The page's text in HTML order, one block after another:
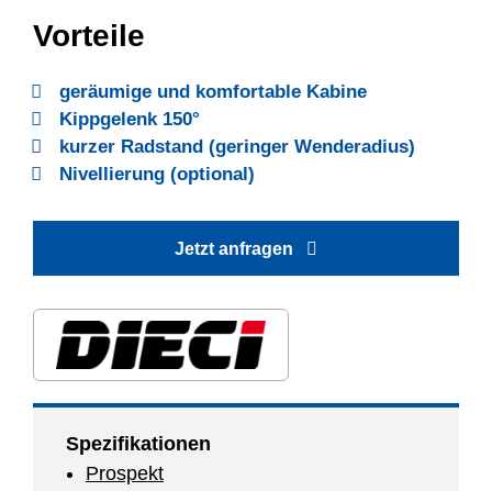
Vorteile
geräumige und komfortable Kabine
Kippgelenk 150°
kurzer Radstand (geringer Wenderadius)
Nivellierung (optional)
Jetzt anfragen
Spezifikationen
Prospekt